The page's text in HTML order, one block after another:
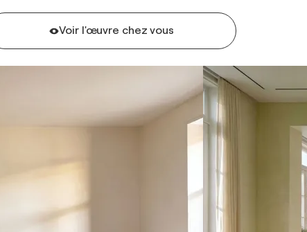
Voir l'œuvre chez vous